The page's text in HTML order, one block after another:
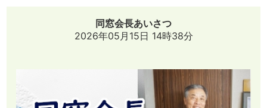
同窓会長あいさつ
2026年05月15日 14時38分